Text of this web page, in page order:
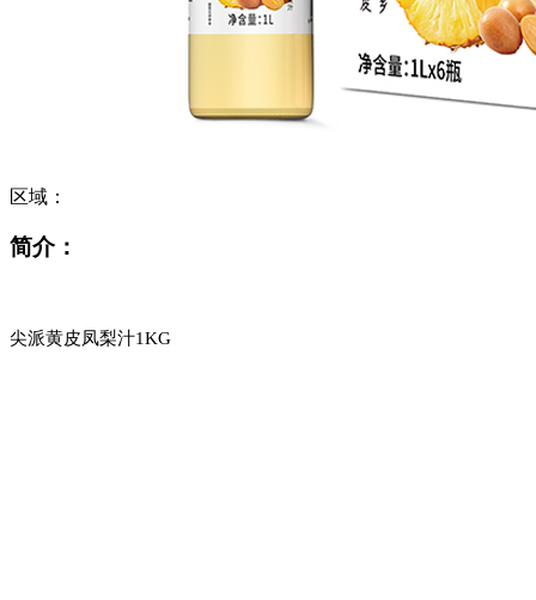
区域：
简介：
尖派黄皮凤梨汁1KG